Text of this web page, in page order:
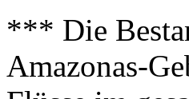
*** Die
Amazonas-